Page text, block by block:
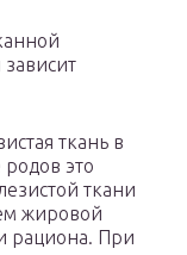
ткань в
это
ткани
жировой
рациона. При